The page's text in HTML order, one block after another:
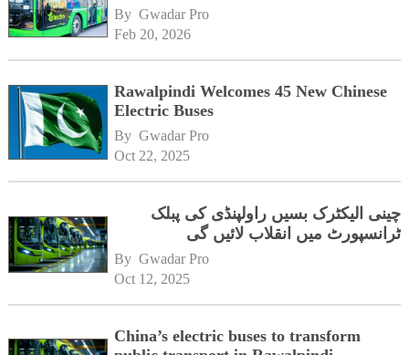
By Gwadar Pro
Feb 20, 2026
Rawalpindi Welcomes 45 New Chinese
Electric Buses
By Gwadar Pro
Oct 22, 2025
چینی الیکٹرک بسیں راولپنڈی کی پبلک
ٹرانسپورٹ میں انقلاب لائیں گی
By Gwadar Pro
Oct 12, 2025
China’s electric buses to transform